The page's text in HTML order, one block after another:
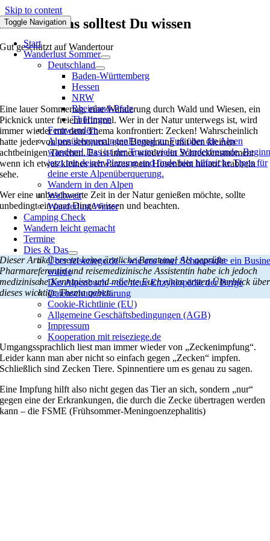
Skip to content
Toggle Navigation
Start
Wanderlust Sommer
Deutschland
Baden-Württemberg
Hessen
NRW
Rheinland-Pfalz
Thüringen
Fernwandern
AlpenüberquerungenEinmal zu Fuß über die Alpen
wandern! Das ist der Traum vieler Wanderfreunde.
jetzt mit deiner Planung und finde hier hilfreiche Tipps für
deine erste Alpenüberquerung.
Wandern in den Alpen
Weltweit
Wanderlust Winter
Camping Check
Wandern leicht gemacht
Termine
Dies & Das
Über reiseziege.de – wie aus einer Schnapsidee ein
wurde
Das Alpenbuch – die neue Enzyklopädie der Berge
Datenschutzerklärung
Cookie-Richtlinie (EU)
Allgemeine Geschäftsbedingungen (AGB)
Impressum
Kooperation mit reiseziege.de
Zecken – das solltest Du wissen
Gut geschützt auf Wandertour
Eine lauer Sommertag, eine Wanderung durch Wald und Wiesen, ein
Picknick unter freiem Himmel. Wer in der Natur unterwegs ist, wird
immer wieder mit dem Thema konfrontiert: Zecken! Wahrscheinlich
hatte jeder von uns schonmal eine Begegnung mit den kleinen
achtbeinigen Tierchen. Es ist immer wieder ein Schreckensmoment
wenn ich etwas kleines schwarzes mein Hosenbein hinauf krabbeln
sehe.
Wer eine unbeschwerte Zeit in der Natur genießen möchte, sollte
unbedingt ein paar Dinge wissen und beachten.
Dieser Artikel ersetzt keine ärztliche Beratung! Als geprüfte
Pharmareferentin und reisemedizinische Assistentin habe ich jedoch
medizinische Kenntnisse und möchte Euch einen ersten Überblick über
dieses wichtige Thema geben.
Umgangssprachlich liest man immer wieder von „Zeckenimpfung“.
Leider kann man aber nicht so einfach gegen „Zecken“ impfen.
Schließlich sind Zecken Tiere. Spinnentiere um es genau zu sagen.
Eine Impfung hilft also nicht gegen das Tier an sich, sondern „nur“
gegen eine der Erkrankungen, die durch die Zecke übertragen werden
kann – die FSME (Frühsommer-Meningoenzephalitis)